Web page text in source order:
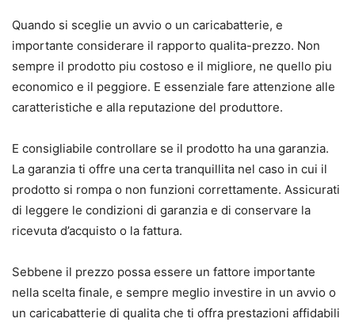
Quando si sceglie un avvio o un caricabatterie, e
importante considerare il rapporto qualita-prezzo. Non
sempre il prodotto piu costoso e il migliore, ne quello piu
economico e il peggiore. E essenziale fare attenzione alle
caratteristiche e alla reputazione del produttore.
E consigliabile controllare se il prodotto ha una garanzia.
La garanzia ti offre una certa tranquillita nel caso in cui il
prodotto si rompa o non funzioni correttamente. Assicurati
di leggere le condizioni di garanzia e di conservare la
ricevuta d’acquisto o la fattura.
Sebbene il prezzo possa essere un fattore importante
nella scelta finale, e sempre meglio investire in un avvio o
un caricabatterie di qualita che ti offra prestazioni affidabili